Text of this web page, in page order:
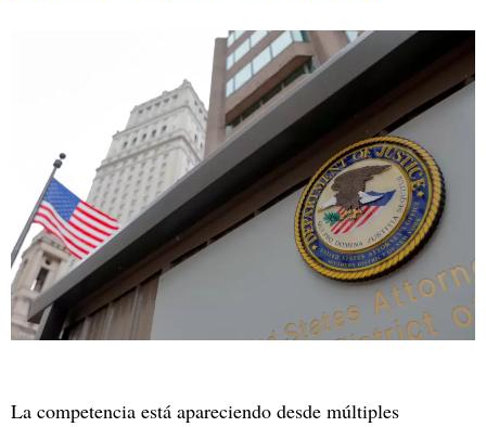
La competencia está apareciendo desde múltiples